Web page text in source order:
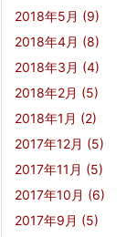
2018年5月 (9)
2018年4月 (8)
2018年3月 (4)
2018年2月 (5)
2018年1月 (2)
2017年12月 (5)
2017年11月 (5)
2017年10月 (6)
2017年9月 (5)